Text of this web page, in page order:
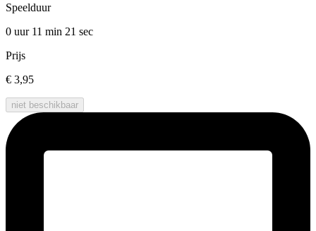
Speelduur
0 uur 11 min 21 sec
Prijs
€ 3,95
niet beschikbaar